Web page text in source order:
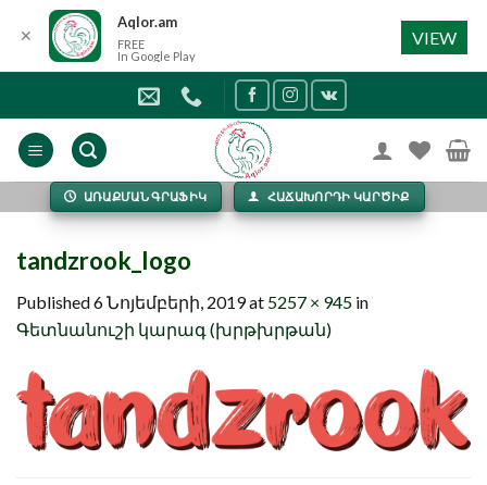
content
ԱՌԱՔՄԱՆ ԳՐԱՖԻԿ ՀԱՃԱԽՈՐԴԻ ԿԱՐԾԻՔ
tandzrook_logo
Published6 Նոյեմբերի, 2019at 5257 × 945 in
Գետնանուշի կարագ (խրթխրթան)
✕
Aqlor.am
FREE
In Google Play
VIEW